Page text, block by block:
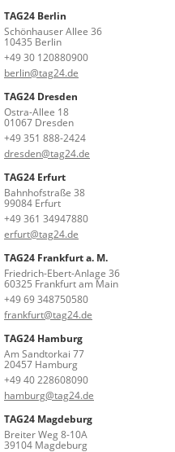
TAG24 Berlin
Schönhauser Allee 36
10435 Berlin
+49 30 120880900
berlin@tag24.de
TAG24 Dresden
Ostra-Allee 18
01067 Dresden
+49 351 888-2424
dresden@tag24.de
TAG24 Erfurt
Bahnhofstraße 38
99084 Erfurt
+49 361 34947880
erfurt@tag24.de
TAG24 Frankfurt a. M.
Friedrich-Ebert-Anlage 36
60325 Frankfurt am Main
+49 69 348750580
frankfurt@tag24.de
TAG24 Hamburg
Am Sandtorkai 77
20457 Hamburg
+49 40 228608090
hamburg@tag24.de
TAG24 Magdeburg
Breiter Weg 8-10A
39104 Magdeburg